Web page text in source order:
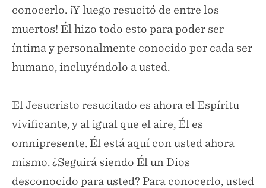
conocerlo. ¡Y luego resucitó de entre los
muertos! Él hizo todo esto para poder ser
íntima y personalmente conocido por cada ser
humano, incluyéndolo a usted.
El Jesucristo resucitado es ahora el Espíritu
vivificante, y al igual que el aire, Él es
omnipresente. Él está aquí con usted ahora
mismo. ¿Seguirá siendo Él un Dios
desconocido para usted? Para conocerlo, usted